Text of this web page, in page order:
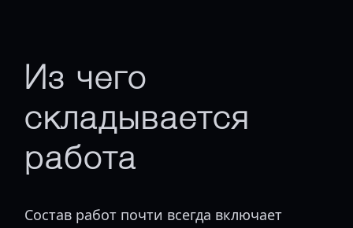
Из чего
складывается
работа
Состав работ почти всегда включает